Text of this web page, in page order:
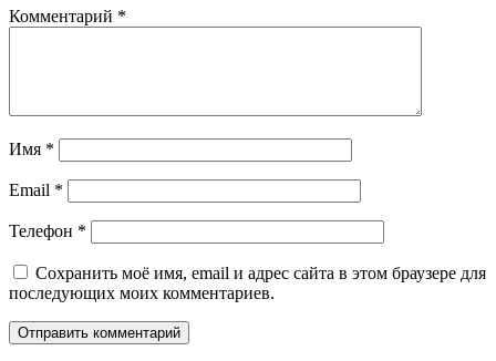
Комментарий *
Имя *
Email *
Телефон *
Сохранить моё имя, email и адрес сайта в этом браузере для
последующих моих комментариев.